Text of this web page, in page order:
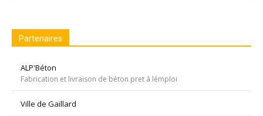
Partenaires
ALP'Béton
Fabrication et livraison de béton pret à lémploi
Ville de Gaillard